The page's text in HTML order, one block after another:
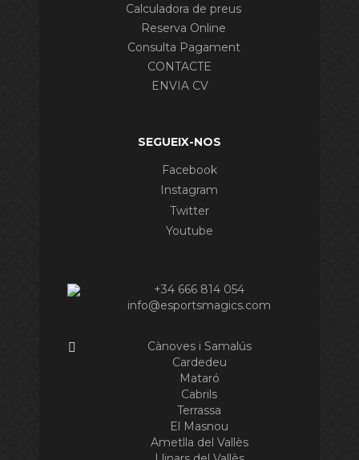
Calculadora de preus
Reserva Online
Consulta Pagament
CONTACTE
ENVIA CV
SEGUEIX-NOS
Facebook
Instagram
Twitter
Youtube
+34 666 814 054
info@esportsmagics.com
Cànoves i Samalús
Cardedeu
Mataró
Cabrils
Terrassa
El Masnou
Ametlla del Vallès